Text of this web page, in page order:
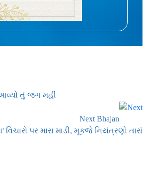
તું જગ મહીં
Next Bhajan
વિચારો પર મારા માડી, મૂકજે નિયંત્રણો તારાં